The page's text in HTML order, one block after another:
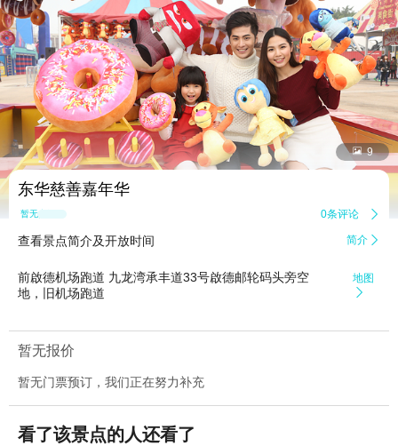
 9
东华慈善嘉年华
暂无点评 0条评论 
查看景点简介及开放时间 简介 
前啟德机场跑道 九龙湾承丰道33号啟德邮轮码头旁空
地，旧机场跑道
地图

暂无报价
暂无门票预订，我们正在努力补充
看了该景点的人还看了
